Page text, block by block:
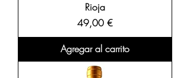
Rioja
Precio
49,00 €
Agregar al carrito